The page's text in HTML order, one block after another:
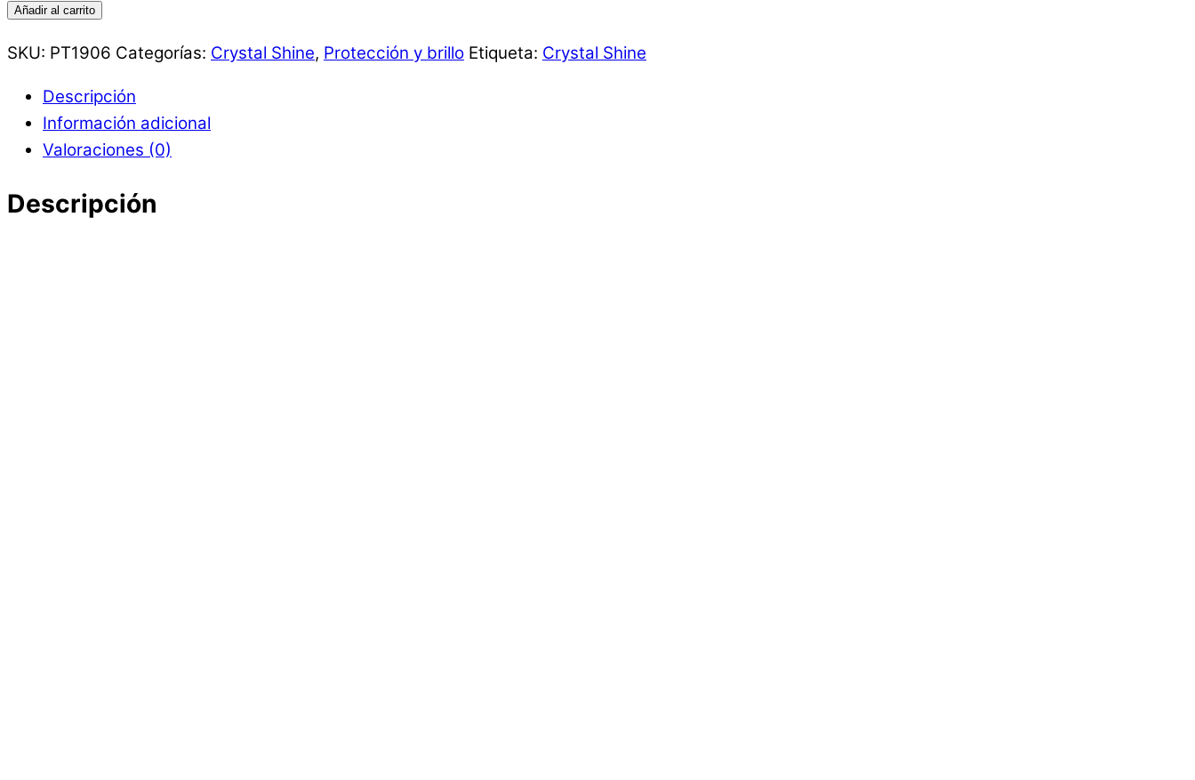
Añadir al carrito
SKU: PT1906 Categorías: Crystal Shine, Protección y brillo Etiqueta: Crystal Shine
Descripción
Información adicional
Valoraciones (0)
Descripción